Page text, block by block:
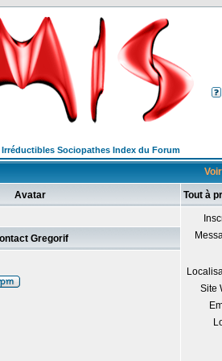
Sociopathes Index du Forum
Avatar Tout à
Site
Gregorif